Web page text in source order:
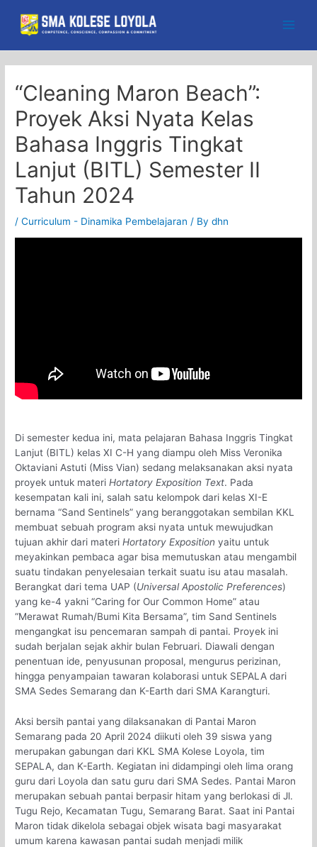
content
“Cleaning Maron Beach”:
Proyek Aksi Nyata Kelas
Bahasa Inggris Tingkat
Lanjut (BITL) Semester II
Tahun 2024
/Curriculum - Dinamika Pembelajaran / Bydhn
Di semester kedua ini, mata pelajaran Bahasa Inggris Tingkat
Lanjut (BITL) kelas XI C-H yang diampu oleh Miss Veronika
Oktaviani Astuti (Miss Vian) sedang melaksanakan aksi nyata
proyek untuk materiHortatory Exposition Text. Pada
kesempatan kali ini, salah satu kelompok dari kelas XI-E
bernama “Sand Sentinels” yang beranggotakan sembilan KKL
membuat sebuah program aksi nyata untuk mewujudkan
tujuan akhir dari materiHortatory Expositionyaitu untuk
meyakinkan pembaca agar bisa memutuskan atau mengambil
suatu tindakan penyelesaian terkait suatu isu atau masalah.
Berangkat dari tema UAP (Universal Apostolic Preferences)
yang ke-4 yakni “Caring for Our Common Home” atau
“Merawat Rumah/Bumi Kita Bersama”, tim Sand Sentinels
mengangkat isu pencemaran sampah di pantai. Proyek ini
sudah berjalan sejak akhir bulan Februari. Diawali dengan
penentuan ide, penyusunan proposal, mengurus perizinan,
hingga penyampaian tawaran kolaborasi untuk SEPALA dari
SMA Sedes Semarang dan K-Earth dari SMA Karangturi.
Aksi bersih pantai yang dilaksanakan di Pantai Maron
Semarang pada 20 April 2024 diikuti oleh 39 siswa yang
merupakan gabungan dari KKL SMA Kolese Loyola, tim
SEPALA, dan K-Earth. Kegiatan ini didampingi oleh lima orang
guru dari Loyola dan satu guru dari SMA Sedes. Pantai Maron
merupakan sebuah pantai berpasir hitam yang berlokasi di Jl.
Tugu Rejo, Kecamatan Tugu, Semarang Barat. Saat ini Pantai
Maron tidak dikelola sebagai objek wisata bagi masyarakat
umum karena kawasan pantai sudah menjadi milik